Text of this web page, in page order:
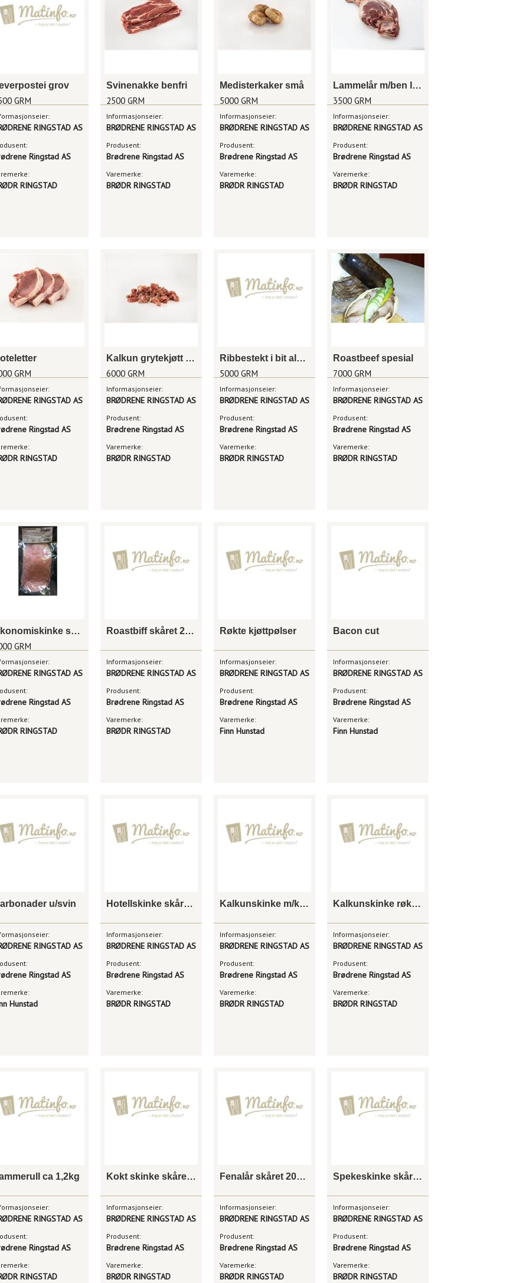
grov
GRM
RINGSTAD AS
Ringstad AS
RINGSTAD
Svinenakke benfri
2500 GRM
Informasjonseier:
BRØDRENE RINGSTAD AS
Produsent:
Brødrene Ringstad AS
Varemerke:
BRØDR RINGSTAD
Medisterkaker små
5000 GRM
Informasjonseier:
BRØDRENE RINGSTAD AS
Produsent:
Brødrene Ringstad AS
Varemerke:
BRØDR RINGSTAD
Lammelår m/ben lettsaltet/røkt
3500 GRM
Informasjonseier:
BRØDRENE RINGSTAD AS
Produsent:
Brødrene Ringstad AS
Varemerke:
BRØDR RINGSTAD
GRM
RINGSTAD AS
Ringstad AS
RINGSTAD
Kalkun grytekjøtt ternet
6000 GRM
Informasjonseier:
BRØDRENE RINGSTAD AS
Produsent:
Brødrene Ringstad AS
Varemerke:
BRØDR RINGSTAD
Ribbestekt i bit aluform
5000 GRM
Informasjonseier:
BRØDRENE RINGSTAD AS
Produsent:
Brødrene Ringstad AS
Varemerke:
BRØDR RINGSTAD
Roastbeef spesial
7000 GRM
Informasjonseier:
BRØDRENE RINGSTAD AS
Produsent:
Brødrene Ringstad AS
Varemerke:
BRØDR RINGSTAD
Økonomiskinke skåret
GRM
RINGSTAD AS
Ringstad AS
RINGSTAD
Roastbiff skåret 200g x 25
Informasjonseier:
BRØDRENE RINGSTAD AS
Produsent:
Brødrene Ringstad AS
Varemerke:
BRØDR RINGSTAD
Røkte kjøttpølser
Informasjonseier:
BRØDRENE RINGSTAD AS
Produsent:
Brødrene Ringstad AS
Varemerke:
Finn Hunstad
Bacon cut
Informasjonseier:
BRØDRENE RINGSTAD AS
Produsent:
Brødrene Ringstad AS
Varemerke:
Finn Hunstad
u/svin
RINGSTAD AS
Ringstad AS
Hunstad
Hotellskinke skåret 500g x 12
Informasjonseier:
BRØDRENE RINGSTAD AS
Produsent:
Brødrene Ringstad AS
Varemerke:
BRØDR RINGSTAD
Kalkunskinke m/krydder
Informasjonseier:
BRØDRENE RINGSTAD AS
Produsent:
Brødrene Ringstad AS
Varemerke:
BRØDR RINGSTAD
Kalkunskinke røkt skåret 200g
Informasjonseier:
BRØDRENE RINGSTAD AS
Produsent:
Brødrene Ringstad AS
Varemerke:
BRØDR RINGSTAD
ca 1,2kg
RINGSTAD AS
Ringstad AS
RINGSTAD
Kokt skinke skåret 500g x 12
Informasjonseier:
BRØDRENE RINGSTAD AS
Produsent:
Brødrene Ringstad AS
Varemerke:
BRØDR RINGSTAD
Fenalår skåret 200gx25
Informasjonseier:
BRØDRENE RINGSTAD AS
Produsent:
Brødrene Ringstad AS
Varemerke:
BRØDR RINGSTAD
Spekeskinke skåret 200gx25
Informasjonseier:
BRØDRENE RINGSTAD AS
Produsent:
Brødrene Ringstad AS
Varemerke:
BRØDR RINGSTAD